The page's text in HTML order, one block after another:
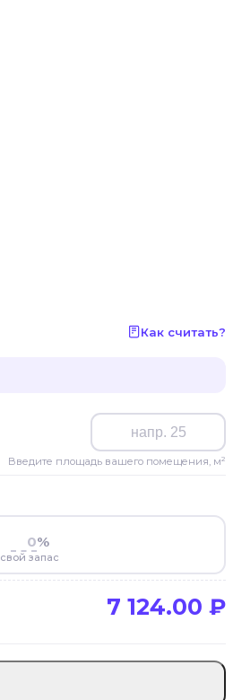
Как считать?
Введите площадь вашего помещения, м²
%
свой запас
7 124.00 ₽